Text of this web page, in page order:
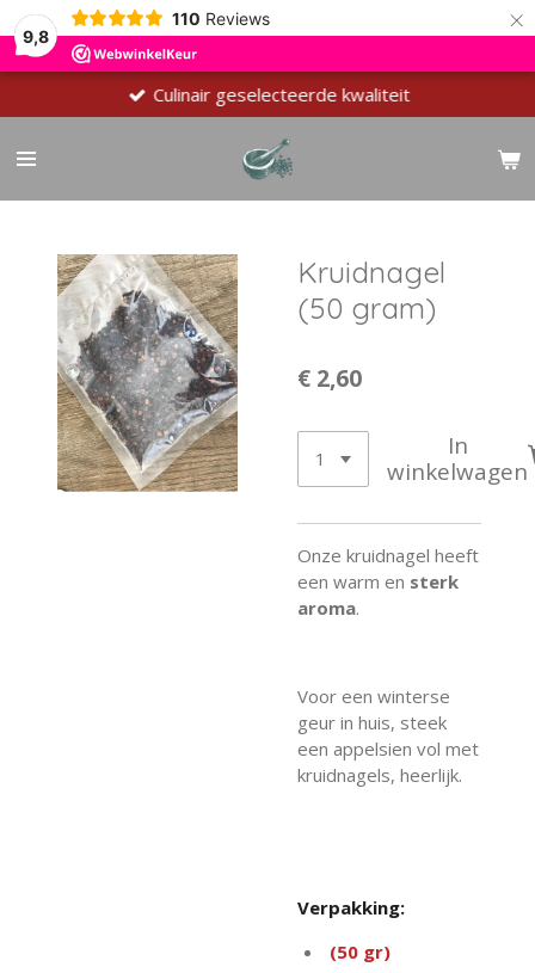
9,8
110 Reviews ×
Culinair geselecteerde kwaliteit
Kruidnagel
(50 gram)
€ 2,60
In
winkelwagen
Onze kruidnagel heeft
een warm en sterk
aroma.
Voor een winterse
geur in huis, steek
een appelsien vol met
kruidnagels, heerlijk.
Verpakking:
(50 gr)